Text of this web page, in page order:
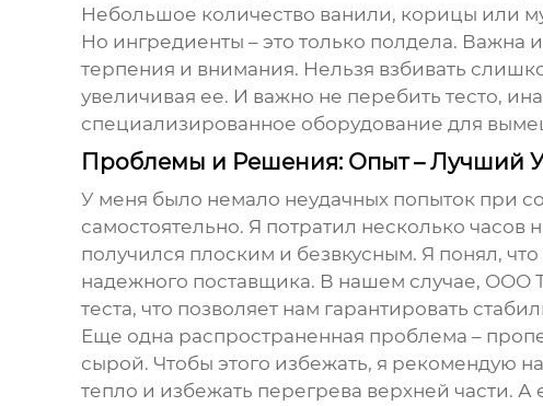
Небольшое количество ванили, корицы или
Но ингредиенты – это только полдела. Важна
терпения и внимания. Нельзя взбивать
увеличивая ее. И важно не перебить тесто,
специализированное оборудование для
Проблемы и Решения: Опыт – Лучший
У меня было немало неудачных попыток при
самостоятельно. Я потратил несколько часов
получился плоским и безвкусным. Я понял,
надежного поставщика. В нашем случае, ООО
теста, что позволяет нам гарантировать
Еще одна распространенная проблема –
сырой. Чтобы этого избежать, я рекомендую
тепло и избежать перегрева верхней части.